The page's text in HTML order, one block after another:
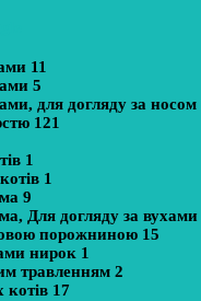
11
5
для догляду за носом
121
1
1
9
Для догляду за вухами
порожниною 15
нирок 1
травленням 2
котів 17